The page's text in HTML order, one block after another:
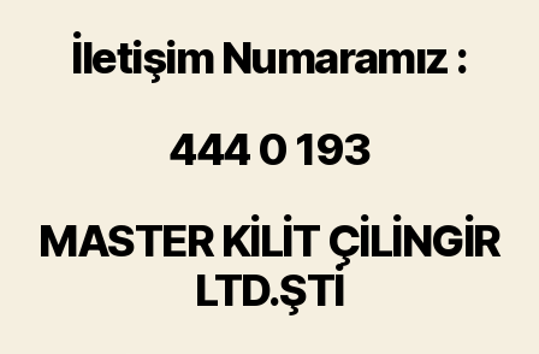
İletişim Numaramız :
444 0 193
MASTER KİLİT ÇİLİNGİR
LTD.ŞTİ